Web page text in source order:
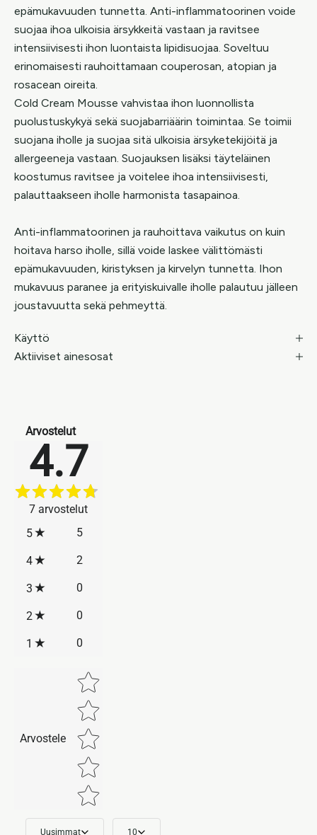
epämukavuuden tunnetta. Anti-inflammatoorinen voide
suojaa ihoa ulkoisia ärsykkeitä vastaan ja ravitsee
intensiivisesti ihon luontaista lipidisuojaa. Soveltuu
erinomaisesti rauhoittamaan couperosan, atopian ja
rosacean oireita.
Cold Cream Mousse vahvistaa ihon luonnollista
puolustuskykyä sekä suojabarriäärin toimintaa. Se toimii
suojana iholle ja suojaa sitä ulkoisia ärsyketekijöitä ja
allergeeneja vastaan. Suojauksen lisäksi täyteläinen
koostumus ravitsee ja voitelee ihoa intensiivisesti,
palauttaakseen iholle harmonista tasapainoa.
Anti-inflammatoorinen ja rauhoittava vaikutus on kuin
hoitava harso iholle, sillä voide laskee välittömästi
epämukavuuden, kiristyksen ja kirvelyn tunnetta. Ihon
mukavuus paranee ja erityiskuivalle iholle palautuu jälleen
joustavuutta sekä pehmeyttä.
Käyttö
Aktiiviset ainesosat
Arvostelut
4.7
7 arvostelut
5
5
4 2
3 0
2 0
1 0
Arvostele
Star rating
Uusimmat 10